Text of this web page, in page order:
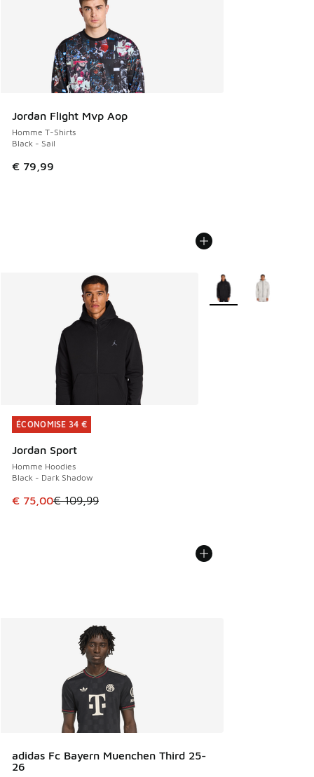
Jordan Flight Mvp Aop
Homme T-Shirts
Black - Sail
€ 79,99
ÉCONOMISE 34 €
Jordan Sport
Homme Hoodies
Black - Dark Shadow
Cet article est en promotion. Prix en baisse de € 109,99 à
€ 75,00€ 109,99
ÉCONOMISE 34 €
Plus de couleurs
adidas Fc Bayern Muenchen Third 25-
26